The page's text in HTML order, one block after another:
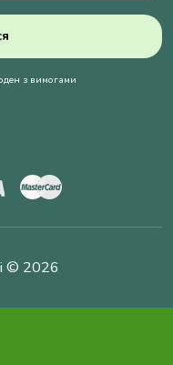
з вимогами
© 2026